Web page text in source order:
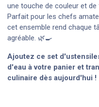
une touche de couleur et
Parfait pour les chefs
cet ensemble rend chaque
agréable. 🌿🍳
Ajoutez ce set
d'eau à votre panier et
culinaire dès aujourd'hui !